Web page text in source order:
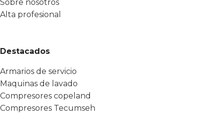
Sobre nosotros
Alta profesional
Destacados
Armarios de servicio
Maquinas de lavado
Compresores copeland
Compresores Tecumseh